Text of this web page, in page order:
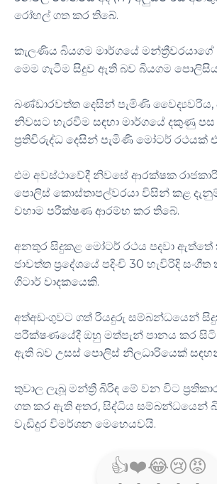
රෝහල් ගත කර තිබේ.
කැලණිය බියගම මාර්ගයේ
මෙම ගැටීම සිදුව ඇති බව බියගම පොලිසිය
බණ්ඩාරවත්ත දෙසින් පැමිණි
නිවසට හැරවීම සඳහා මාර්ගයේ දකුණු
ප්‍රතිවිරුද්ධ දෙසින් පැමිණි මෝටර් රථයක්
එම අවස්ථාවේදී නිවසේ ආරක්ෂක
පොලිස් කොස්තාපල්වරයා විසින් කළ
වහාම පරීක්ෂණ ආරම්භ කර තිබේ.
අනතුර සිදුකළ මෝටර් රථය පදවා ඇත්තේ
ජාවත්ත ප්‍රදේශයේ පදිංචි 30 හැවිරිදි
ගිටාර් වාදකයෙකි.
අත්අඩංගුවට ගත් රියදුරු සම්බන්ධයෙන්
පරීක්ෂණයේදී ඔහු මත්පැන් පානය කර
ඇති බව උසස් පොලිස් නිලධාරියෙක්
තුවාල ලැබූ මන්ත්‍රී බිරිඳ මේ වන විට
ගත කර ඇති අතර, සිද්ධිය සම්බන්ධයෙන්
වැඩිදුර විමර්ශන මෙහෙයවයි.
👍❤️😂😢😡